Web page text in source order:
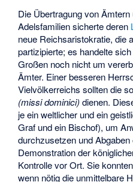
Die Übertragung von
Adelsfamilien sicherte deren
neue Reichsaristokratie, die
partizipierte; es handelte
Großen noch nicht um
Ämter. Einer besseren
Vielvölkerreichs sollten die
(missi dominici)dienen.
je ein weltlicher und ein
Graf und ein Bischof), um
durchzusetzen und
Demonstration der
Kontrolle vor Ort. Sie
wenn nötig die unmittelbare